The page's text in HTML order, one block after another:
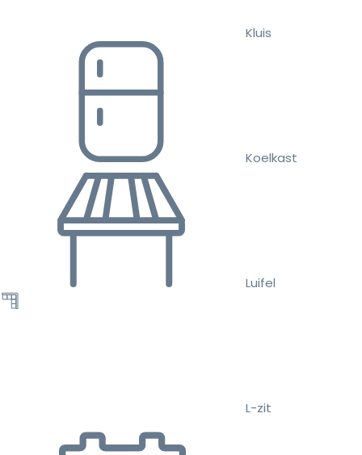
Kluis
Koelkast
Luifel
L-zit